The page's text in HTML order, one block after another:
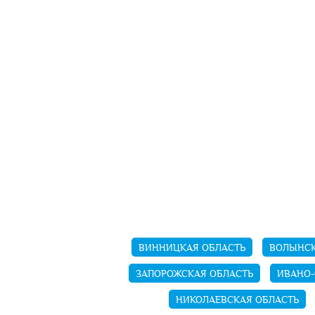
ВИННИЦКАЯ ОБЛАСТЬ
ЗАПОРОЖСКАЯ ОБЛАСТЬ
НИКОЛАЕВСКАЯ ОБЛАСТЬ